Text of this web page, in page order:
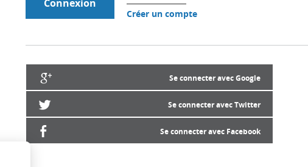
Créer un compte
Se connecter avec Google
Se connecter avec Twitter
Se connecter avec Facebook